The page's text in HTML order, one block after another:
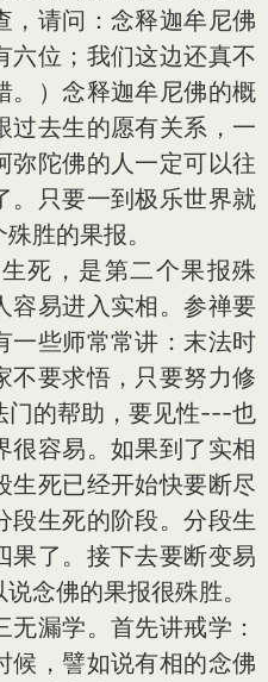
，请问：念释迦牟尼佛
六位；我们这边还真不
。）念释迦牟尼佛的概
过去生的愿有关系，一
弥陀佛的人一定可以往
。只要一到极乐世界就
胜的果报。
死，是第二个果报殊
容易进入实相。参禅要
一些师常常讲：末法时
不要求悟，只要努力修
门的帮助，要见性---也
很容易。如果到了实相
生死已经开始快要断尽
段生死的阶段。分段生
果了。接下去要断变易
念佛的果报很殊胜。
漏学。首先讲戒学：
候，譬如说有相的念佛